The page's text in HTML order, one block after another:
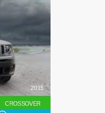
2015
CROSSOVER